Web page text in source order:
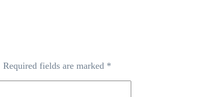
Required fields are marked *